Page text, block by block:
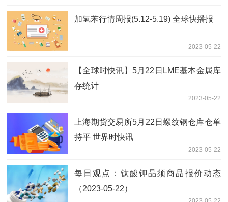
加氢苯行情周报(5.12-5.19) 全球快播报
2023-05-22
【全球时快讯】5月22日LME基本金属库
存统计
2023-05-22
上海期货交易所5月22日螺纹钢仓库仓单
持平 世界时快讯
2023-05-22
每日观点：钛酸钾晶须商品报价动态
（2023-05-22）